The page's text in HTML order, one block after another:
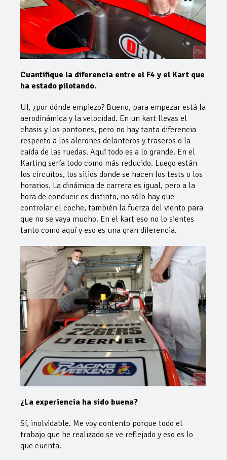
Cuantifique la diferencia entre el F4 y el Kart que
ha estado pilotando.
Uf, ¿por dónde empiezo? Bueno, para empezar está la
aerodinámica y la velocidad. En un kart llevas el
chasis y los pontones, pero no hay tanta diferencia
respecto a los alerones delanteros y traseros o la
caída de las ruedas. Aquí todo es a lo grande. En el
Karting sería todo como más reducido. Luego están
los circuitos, los sitios donde se hacen los tests o los
horarios. La dinámica de carrera es igual, pero a la
hora de conducir es distinto, no sólo hay que
controlar el coche, también la fuerza del viento para
que no se vaya mucho. En el kart eso no lo sientes
tanto como aquí y eso es una gran diferencia.
¿La experiencia ha sido buena?
Sí, inolvidable. Me voy contento porque todo el
trabajo que he realizado se ve reflejado y eso es lo
que cuenta.